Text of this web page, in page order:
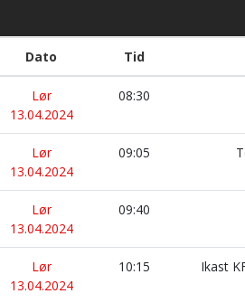
Dato Tid
Lør
13.04.2024
08:30
Lør
13.04.2024
09:05
Lør
13.04.2024
09:40
Lør
13.04.2024
10:15 Ikast